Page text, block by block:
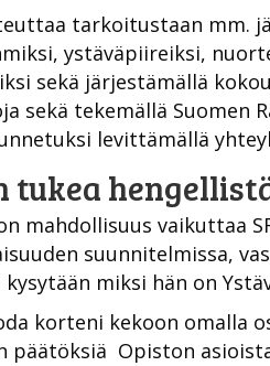
tarkoitustaan mm.
ystäväpiireiksi,
sekä järjestämällä
sekä tekemällä Suomen
levittämällä
tukea
mahdollisuus vaikuttaa
suunnitelmissa,
miksi hän on
korteni kekoon omalla
päätöksiä Opiston